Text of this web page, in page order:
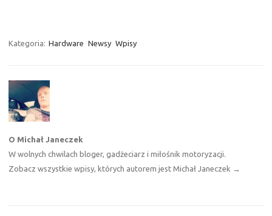
Kategoria: Hardware Newsy Wpisy
O Michał Janeczek
W wolnych chwilach bloger, gadżeciarz i miłośnik motoryzacji.
Zobacz wszystkie wpisy, których autorem jest Michał Janeczek
→